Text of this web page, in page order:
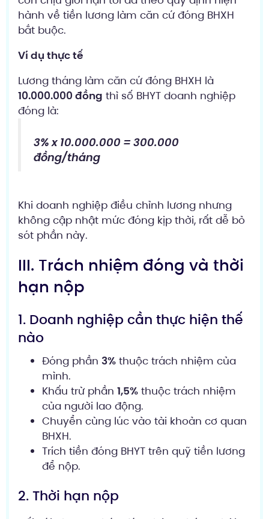
hành về tiền lương làm căn cứ đóng BHXH
bắt buộc.
Ví dụ thực tế
Lương tháng làm căn cứ đóng BHXH là
10.000.000 đồng thì số BHYT doanh nghiệp
đóng là:
3% x 10.000.000 = 300.000
đồng/tháng
Khi doanh nghiệp điều chỉnh lương nhưng
không cập nhật mức đóng kịp thời, rất dễ bỏ
sót phần này.
III. Trách nhiệm đóng và thời
hạn nộp
1. Doanh nghiệp cần thực hiện thế
nào
Đóng phần 3% thuộc trách nhiệm của
mình.
Khấu trừ phần 1,5% thuộc trách nhiệm
của người lao động.
Chuyển cùng lúc vào tài khoản cơ quan
BHXH.
Trích tiền đóng BHYT trên quỹ tiền lương
để nộp.
2. Thời hạn nộp